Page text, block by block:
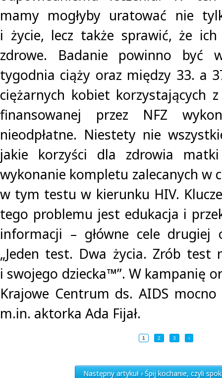
mamy mogłyby uratować nie
i życie, lecz także sprawić, że
zdrowe. Badanie powinno być
tygodnia ciąży oraz między 33. a
ciężarnych kobiet korzystających
finansowanej przez NFZ
nieodpłatne. Niestety nie
jakie korzyści dla zdrowia
wykonanie kompletu zalecanych w
w tym testu w kierunku HIV.
tego problemu jest edukacja i
informacji – główne cele drugiej
„Jeden test. Dwa życia. Zrób test
i swojego dziecka™”. W kampanię
Krajowe Centrum ds. AIDS mocno
m.in. aktorka Ada Fijał.
1 2 3 ›
Następny artykuł › Śpij kochanie, czyli